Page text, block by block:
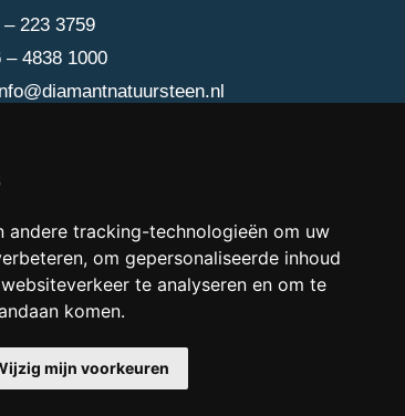
andere tracking-technologieën om uw
om gepersonaliseerde inhoud
te analyseren en om te
komen.
mijn voorkeuren
– 223 3759
– 4838 1000